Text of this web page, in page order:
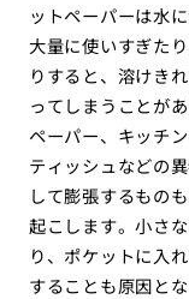
ットペーパーは水
大量に使いすぎた
りすると、溶けき
ってしまうことが
ペーパー、キッチ
ティッシュなどの
して膨張するもの
起こします。小さ
り、ポケットに入
することも原因と